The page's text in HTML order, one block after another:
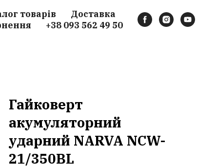
товарів
Доставка
+38 093 562 49 50
Гайковерт
акумуляторний
ударний NARVA NCW-
21/350BL